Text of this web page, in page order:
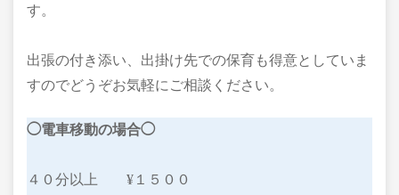
す。
出張の付き添い、出掛け先での保育も得意としていま
すのでどうぞお気軽にご相談ください。
◯電車移動の場合◯
４０分以上 ¥１５００